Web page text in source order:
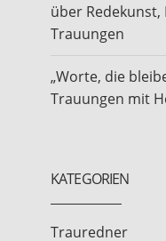
über
Trauungen
„Worte, die
Trauungen mit
KATEGORIEN
Trauredner